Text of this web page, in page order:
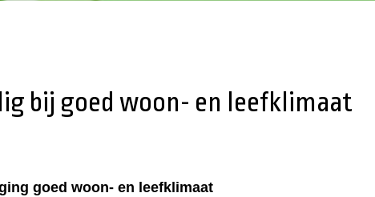
bij goed woon- en leefklimaat
goed woon- en leefklimaat